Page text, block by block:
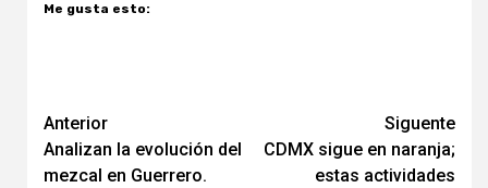
Me gusta esto:
Navegación
de
Anterior
Analizan la evolución del
mezcal en Guerrero.
Siguente
CDMX sigue en naranja;
estas actividades